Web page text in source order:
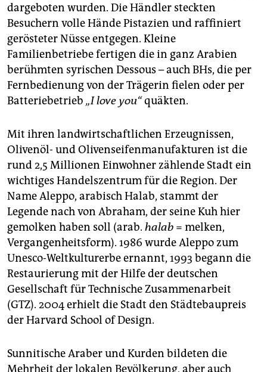
dargeboten wurden. Die Händler steckten
Besuchern volle Hände Pistazien und raffiniert
gerösteter Nüsse entgegen. Kleine
Familienbetriebe fertigen die in ganz Arabien
berühmten syrischen Dessous – auch BHs, die per
Fernbedienung von der Trägerin fielen oder per
Batteriebetrieb „I love you“quäkten.
Mit ihren landwirtschaftlichen Erzeugnissen,
Olivenöl- und Olivenseifenmanufakturen ist die
rund 2,5 Millionen Einwohner zählende Stadt ein
wichtiges Handelszentrum für die Region. Der
Name Aleppo, arabisch Halab, stammt der
Legende nach von Abraham, der seine Kuh hier
gemolken haben soll (arab. halab = melken,
Vergangenheitsform). 1986 wurde Aleppo zum
Unesco-Weltkulturerbe ernannt, 1993 begann die
Restaurierung mit der Hilfe der deutschen
Gesellschaft für Technische Zusammenarbeit
(GTZ). 2004 erhielt die Stadt den Städtebaupreis
der Harvard School of Design.
Sunnitische Araber und Kurden bildeten die
Mehrheit der lokalen Bevölkerung, aber auch